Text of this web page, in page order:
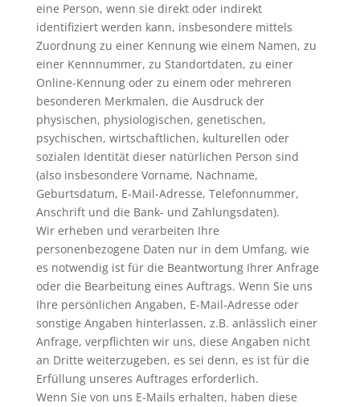
eine Person, wenn sie direkt oder indirekt
identifiziert werden kann, insbesondere mittels
Zuordnung zu einer Kennung wie einem Namen, zu
einer Kennnummer, zu Standortdaten, zu einer
Online-Kennung oder zu einem oder mehreren
besonderen Merkmalen, die Ausdruck der
physischen, physiologischen, genetischen,
psychischen, wirtschaftlichen, kulturellen oder
sozialen Identität dieser natürlichen Person sind
(also insbesondere Vorname, Nachname,
Geburtsdatum, E-Mail-Adresse, Telefonnummer,
Anschrift und die Bank- und Zahlungsdaten).
Wir erheben und verarbeiten Ihre
personenbezogene Daten nur in dem Umfang, wie
es notwendig ist für die Beantwortung Ihrer Anfrage
oder die Bearbeitung eines Auftrags. Wenn Sie uns
Ihre persönlichen Angaben, E-Mail-Adresse oder
sonstige Angaben hinterlassen, z.B. anlässlich einer
Anfrage, verpflichten wir uns, diese Angaben nicht
an Dritte weiterzugeben, es sei denn, es ist für die
Erfüllung unseres Auftrages erforderlich.
Wenn Sie von uns E-Mails erhalten, haben diese